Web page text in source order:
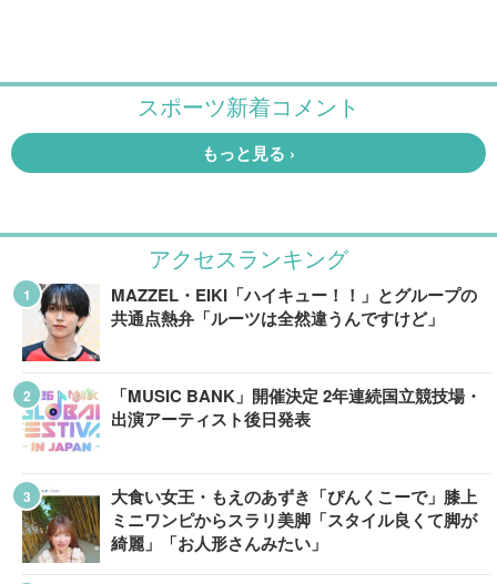
アクセスランキング
MAZZEL・EIKI「ハイキュー！！」とグループの
共通点熱弁「ルーツは全然違うんですけど」
「MUSIC BANK」開催決定 2年連続国立競技場・
出演アーティスト後日発表
大食い女王・もえのあずき「ぴんくこーで」膝上
ミニワンピからスラリ美脚「スタイル良くて脚が
綺麗」「お人形さんみたい」